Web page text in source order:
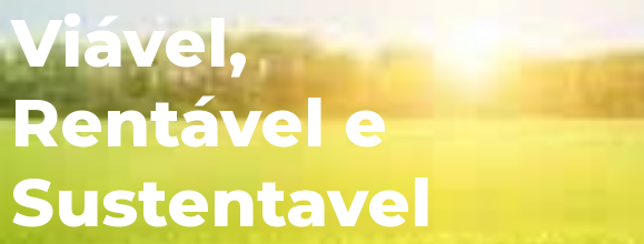
Viável,
Rentável e
Sustentavel